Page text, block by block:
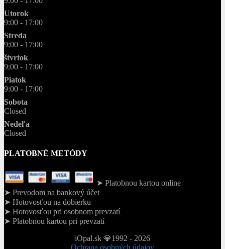
Utorok
9:00 - 17:00
Streda
9:00 - 17:00
štvrtok
9:00 - 17:00
Piatok
9:00 - 17:00
Sobota
Closed
Nedeľa
Closed
PLATOBNÉ METÓDY
➤ Platobnou kartou online
➤ Prevodom na bankový účet
➤ Hotovosťou na dobierku
➤ Hotovosťou pri osobnom prevzatí
➤ Platobnou kartou pri prevzatí
iOpal.sk 💎1992 - 2026
Ochrana osobných údajov